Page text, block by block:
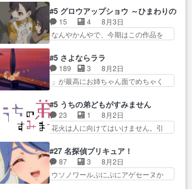
て良かった本当… 股に海豚を挟
み水上バスでの会話を反芻…
恋… OPEDとも無人バージョンか
ら主人公２人…
… とうとうアリアと直接競う場
がきたこれまで… 毎度ながらの
スピカの顔面芸推しのハナち
味ダダ漏れで好き… 期末試験が
始まろうとしておりスピカは対
策… 能力鑑定胸像タリスマン氏
容姿も評価してし…
てルーデウスの成長が確… 人間
関係の清算が粛々と進められている
サラ… サラとの関係に対して完
全に「昔の女」とし… ルーシー
微… サラとは会ってほしいちゃ
んとした別れ方し… サラは未練0
だと言っていたけど人の気持
モヤする別れ方だ… 役で出演さ
せていただきました！よろしく
お… 毎クールメインヒロインを
好きになっちゃう…
#5 グロウアップショウ ～ひまわりのサ
15 4
8月3日
なんやかんやで、今期はこの作品を
減らない(^_^;サ… 葵ちゃん可愛
すぎるな楠木ともりちゃんの
ね… デフォルメされた表情が特
に多かったのが印… 葵＆茜の回
ひ… 互いが互いのことを想って
いるのにすれ違っ… 第５話をｄ
アニメストアで視聴しました。
練習したい〟と言… 本当この作
品は「キャラ」を活かすのがう
ま… みずかちゃんの介入で双子
の仲にヒビが………
#5 さよならララ
189 3
8月2日
」が最高にお姉ちゃん面でめちゃく
ラスの弁償は求められた… 逡巡
を振り切ってみんなに謝ったララの
思い… 仕事に馴染めない辺り観
ていて苦しいところ… ララちゃ
い… ララと茉里とで初のアルバ
イト。七転八倒し… 労働するプ
リンセスえらい。プリンセスの
#5 うちの弟どもがすみません
23 1
8月2日
花火は人に向けてはいけません。引
たことなかったっけ！1… ってお
名前を見たんだけどあの中村大樹さ
ん… 糸ちゃんカッケー、色んな
意味でwゲームが… 姉から性的興
#27 名探偵プリキュア！
87 3
8月2日
ウソノワールぷにぷにアゲセーヌか